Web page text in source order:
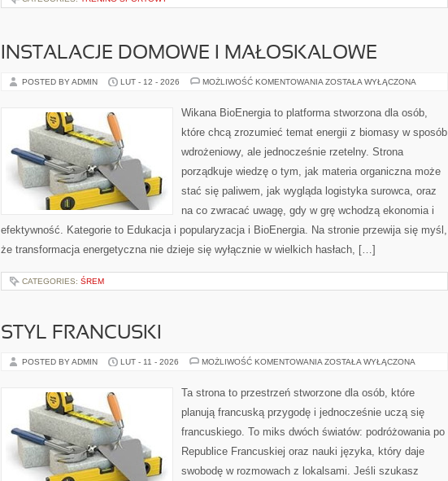
INSTALACJE DOMOWE I MAŁOSKALOWE
POSTED BY ADMIN LUT - 12 - 2026 MOŻLIWOŚĆ KOMENTOWANIA INSTALACJE
MAŁOSKALOWE
ZOSTAŁA WYŁĄCZONA
Wikana BioEnergia to platforma stworzona dla osób,
które chcą zrozumieć temat energii z biomasy w sposób
wdrożeniowy, ale jednocześnie rzetelny. Strona
porządkuje wiedzę o tym, jak materia organiczna może
stać się paliwem, jak wygląda logistyka surowca, oraz
na co zwracać uwagę, gdy w grę wchodzą ekonomia i
efektywność. Kategorie to Edukacja i popularyzacja i BioEnergia. Na stronie przewija się myśl,
że transformacja energetyczna nie dzieje się wyłącznie w wielkich hasłach, […]
CATEGORIES: ŚREM
STYL FRANCUSKI
POSTED BY ADMIN LUT - 11 - 2026 MOŻLIWOŚĆ KOMENTOWANIA STYL
ZOSTAŁA WYŁĄCZONA
Ta strona to przestrzeń stworzone dla osób, które
planują francuską przygodę i jednocześnie uczą się
francuskiego. To miks dwóch światów: podróżowania po
Republice Francuskiej oraz nauki języka, który daje
swobodę w rozmowach z lokalsami. Jeśli szukasz